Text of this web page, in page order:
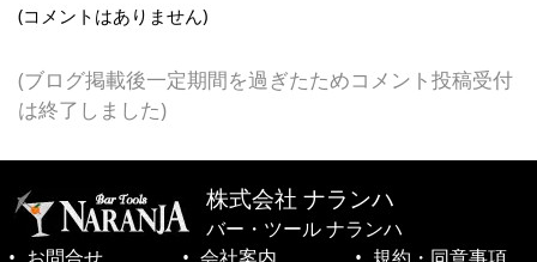
(コメントはありません)
(ブログ掲載後一定期間を過ぎたためコメント投稿受付
は終了しました)
株式会社 ナランハ
バー・ツール ナランハ
お問合せ
会社案内 規約・同意事項